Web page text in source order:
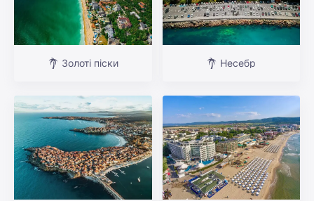
Золоті піски Несебр